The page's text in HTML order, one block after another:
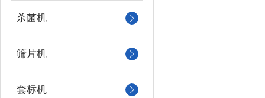
杀菌机
筛片机
套标机